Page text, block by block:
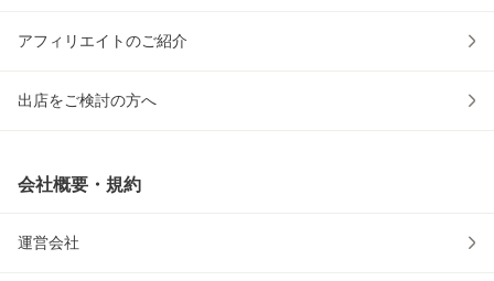
アフィリエイトのご紹介
出店をご検討の方へ
会社概要・規約
運営会社